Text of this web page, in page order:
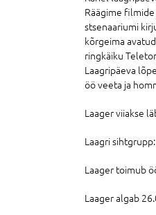
Räägime
stsenaariumi
kõrgeima
ringkäiku
Laagripäeva
öö veeta ja
Laager viiakse
Laagri
Laager toimub
Laager algab